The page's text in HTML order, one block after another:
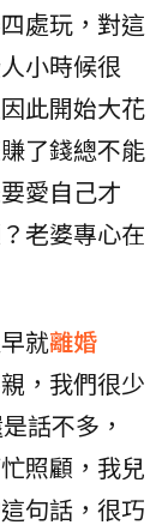
處玩，對這
小時候很
此開始大花
了錢總不能
愛自己才
老婆專心在
就離婚
，我們很少
話不多，
照顧，我兒
句話，很巧